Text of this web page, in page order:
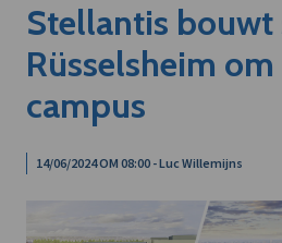
Stellantis bouwt
Rüsselsheim
campus
14/06/2024 OM 08:00 - Luc Willemijns